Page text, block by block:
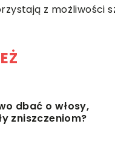
z możliwości
dbać o włosy,
zniszczeniom?